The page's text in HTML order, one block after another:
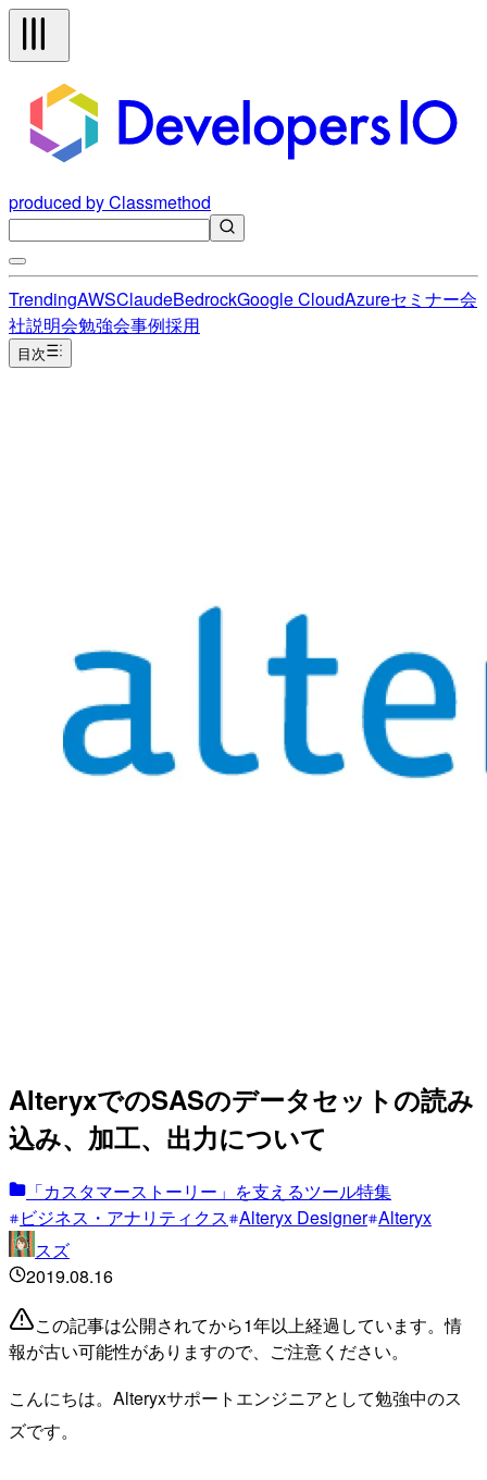
produced by Classmethod
TrendingAWSClaudeBedrockGoogle CloudAzureセミナー会
社説明会勉強会事例採用
目次
AlteryxでのSASのデータセットの読み
込み、加工、出力について
「カスタマーストーリー」を支えるツール特集
ビジネス・アナリティクス Alteryx Designer Alteryx
スズ
2019.08.16
この記事は公開されてから1年以上経過しています。情
報が古い可能性がありますので、ご注意ください。
こんにちは。Alteryxサポートエンジニアとして勉強中のス
ズです。